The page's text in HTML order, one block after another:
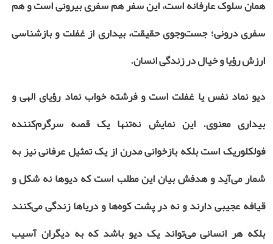
همان سلوک عارفانه است، این سفر هم سفری بیرونی است و هم
سفری درونی؛ جست‌وجوی حقیقت، بیداری از غفلت و بازشناسی
ارزش رؤیا و خیال در زندگی انسان.
دیو نماد نفس یا غفلت است و فرشته خواب نماد رؤیای الهی و
بیداری معنوی. این نمایش نه‌تنها یک قصه‌ سرگرم‌کننده‌
فولکلوریک است بلکه بازخوانی مدرن از یک تمثیل عرفانی نیز به
شمار می‌آید و هدفش بیان این مطلب است که دیوها نه شکل و
قیافه عجیبی دارند و نه در پشت کوه‌ها و دریاها زندگی می‌کنند
بلکه هر انسانی می‌تواند یک دیو باشد که به دیگران آسیب